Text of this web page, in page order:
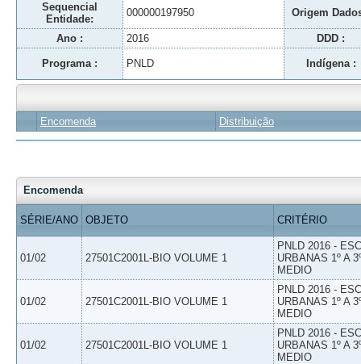
Sequencial
Entidade:
000000197950 Origem
Ano : 2016 DDD :
Programa : PNLD Indígena :
Encomenda Distribuição
Encomenda
SÉRIE/ANO OBJETO CRITÉRIO
01/02 27501C2001L-BIO VOLUME 1
PNLD 2016 -
URBANAS 1º A
MEDIO
01/02 27501C2001L-BIO VOLUME 1
PNLD 2016 -
URBANAS 1º A
MEDIO
01/02 27501C2001L-BIO VOLUME 1
PNLD 2016 -
URBANAS 1º A
MEDIO